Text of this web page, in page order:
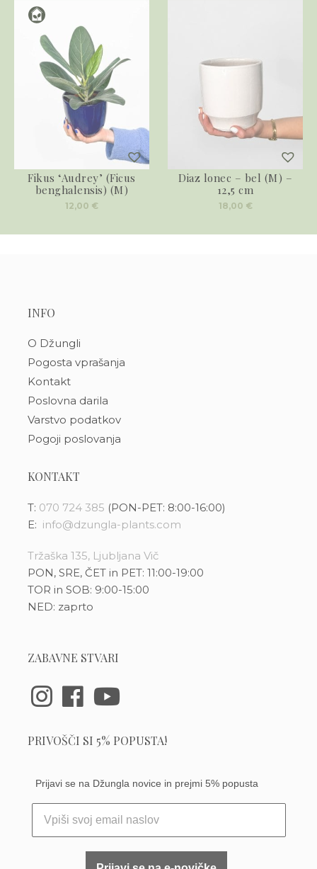
Fikus ‘Audrey’ (Ficus
benghalensis) (M)
12,00 €
Diaz lonec – bel (M) –
12,5 cm
18,00 €
INFO
O Džungli
Pogosta vprašanja
Kontakt
Poslovna darila
Varstvo podatkov
Pogoji poslovanja
KONTAKT
T: 070 724 385 (PON-PET: 8:00-16:00)
E: info@dzungla-plants.com
Tržaška 135, Ljubljana Vič
PON, SRE, ČET in PET: 11:00-19:00
TOR in SOB: 9:00-15:00
NED: zaprto
ZABAVNE STVARI
PRIVOŠČI SI 5% POPUSTA!
Prijavi se na Džungla novice in prejmi 5% popusta